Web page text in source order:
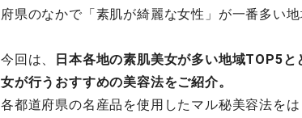
府県のなかで「素肌が綺麗な女性」が一番多い
今回は、
日本各地の素肌美女が多い地域TOP5
女が行うおすすめの美容法をご紹介。
各都道府県の名産品を使用したマル秘美容法を